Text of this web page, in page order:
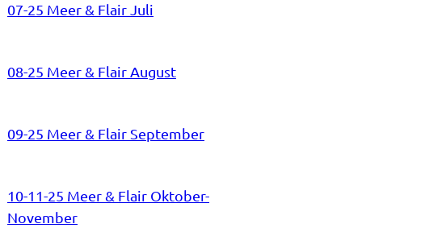
07-25 Meer & Flair Juli
08-25 Meer & Flair August
09-25 Meer & Flair September
10-11-25 Meer & Flair Oktober-
November